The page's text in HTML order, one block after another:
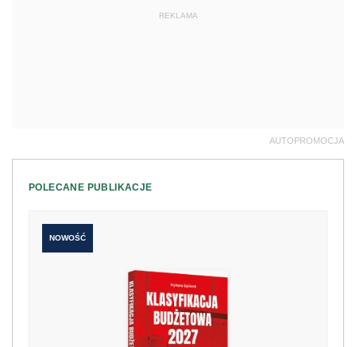
REKLAMA
AUTOPROMOCJA
POLECANE PUBLIKACJE
NOWOŚĆ